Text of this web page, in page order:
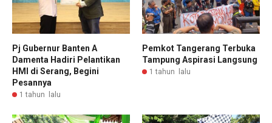
Pj Gubernur Banten A
Damenta Hadiri Pelantikan
HMI di Serang, Begini
Pesannya
1 tahun lalu
Pemkot Tangerang Terbuka
Tampung Aspirasi Langsung
1 tahun lalu